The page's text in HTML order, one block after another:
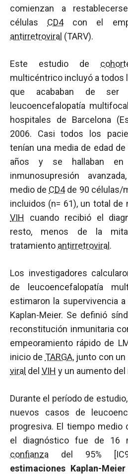
comienzan a
células CD4con el
antirretroviral (TARV).
Este estudio de
multicéntrico incluyó a todos
que acababan de ser
leucoencefalopatía
hospitales de Barcelona
2006. Casi todos los
tenían una media de edad
años y se hallaban en
inmunosupresión
medio de CD4de 90 células/
incluidos (n= 61), un total de
VIH cuando recibió el
resto, menos de la
tratamiento antirretroviral .
Los investigadores
de leucoencefalopatía
estimaron la supervivencia
Kaplan-Meier. Se definió
reconstitución inmunitaria
empeoramiento rápido de
inicio de TARGA, junto con
viral del VIH y un aumento del
Durante el período de
nuevos casos de
progresiva. El tiempo medio
el diagnóstico fue de 16
confianza del 95%
estimaciones Kaplan-